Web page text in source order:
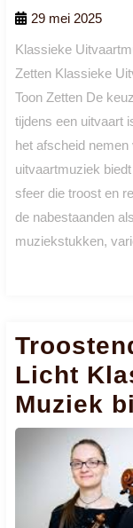
29 mei 2025
Klassieke
Zetten Klassieke
Toon Zetten De
tijdens een uitvaart
het afscheid
uitvaartmuziek
sfeer die troost en
de nabestaanden
muziekstukken,
Licht
Muziek